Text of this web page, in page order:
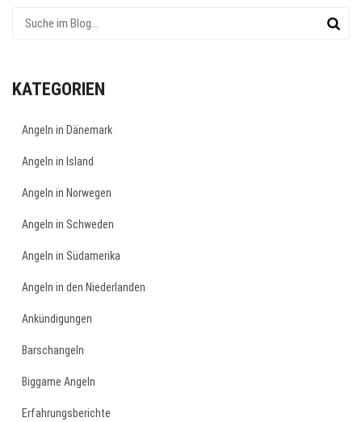
KATEGORIEN
Angeln in Dänemark
Angeln in Island
Angeln in Norwegen
Angeln in Schweden
Angeln in Südamerika
Angeln in den Niederlanden
Ankündigungen
Barschangeln
Biggame Angeln
Erfahrungsberichte